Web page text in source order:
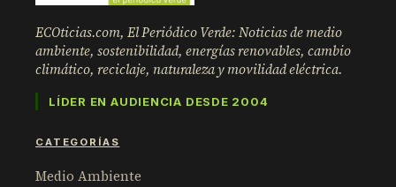
ECOticias.com, El Periódico Verde: Noticias de medio
ambiente, sostenibilidad, energías renovables, cambio
climático, reciclaje, naturaleza y movilidad eléctrica.
LÍDER EN AUDIENCIA DESDE 2004
CATEGORÍAS
Medio Ambiente